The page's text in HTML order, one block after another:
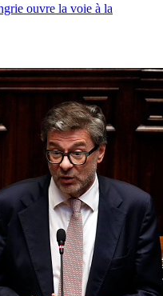
ouvre la voie à la